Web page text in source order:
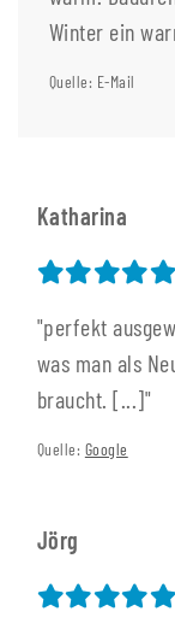
Winter ein
Quelle: E-Mail
Katharina
"perfekt
was man als
braucht. [...]"
Quelle: Google
Jörg